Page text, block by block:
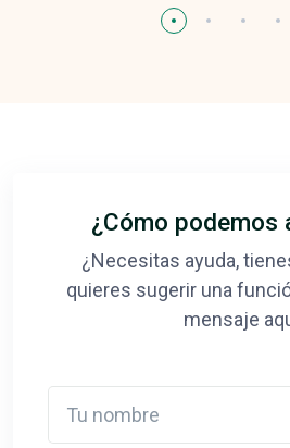
¿Cómo podemos
¿Necesitas ayuda,
quieres sugerir una
mensaje